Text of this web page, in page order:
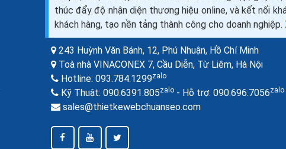
Thiết kế website shop bán đồ thú cưng
seo quảng cáo ra đơn 100%
Một website chính là cách quảng bá phù hợp
nhất trong thời đại công nghệ. Nó hướng trực
diện đến đối tượng khách hàng mục tiêu của
bạn: những bạn...
thúc đẩy độ nhận diện thương hiệu online, và kết nối
khách hàng, tạo nền tảng thành công cho doanh nghiệp.
243 Huỳnh Văn Bánh, 12, Phú Nhuận, Hồ Chí Minh
Toà nhà VINACONEX 7, Cầu Diễn, Từ Liêm, Hà Nội
Hotline: 093.784.1299zalo
Kỹ Thuật: 090.6391.805zalo- Hỗ trợ: 090.696.7056zalo
sales@thietkewebchuanseo.com